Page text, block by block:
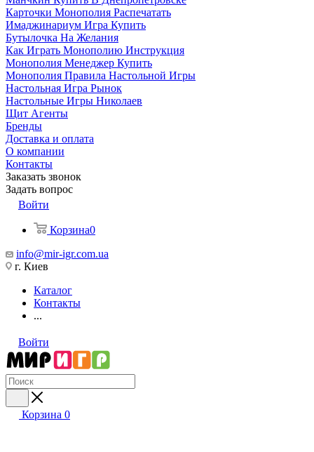
Карточки Монополия Распечатать
Имаджинариум Игра Купить
Бутылочка На Желания
Как Играть Монополию Инструкция
Монополия Менеджер Купить
Монополия Правила Настольной Игры
Настольная Игра Рынок
Настольные Игры Николаев
Щит Агенты
Бренды
Доставка и оплата
О компании
Контакты
Заказать звонок
Задать вопрос
Войти
Корзина0
info@mir-igr.com.ua
г. Киев
Каталог
Контакты
...
Войти
Корзина 0